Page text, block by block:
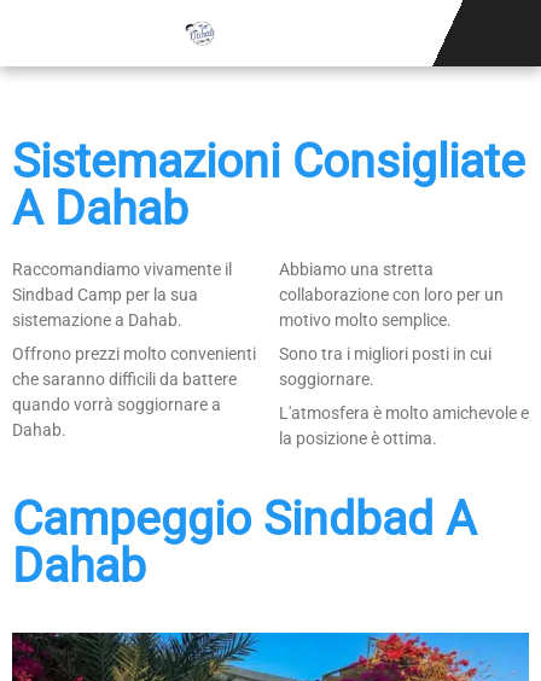
Sistemazioni Consigliate
A Dahab
Raccomandiamo vivamente il
Sindbad Camp per la sua
sistemazione a Dahab.
Offrono prezzi molto convenienti
che saranno difficili da battere
quando vorrà soggiornare a
Dahab.
Abbiamo una stretta
collaborazione con loro per un
motivo molto semplice.
Sono tra i migliori posti in cui
soggiornare.
L'atmosfera è molto amichevole e
la posizione è ottima.
Campeggio Sindbad A
Dahab